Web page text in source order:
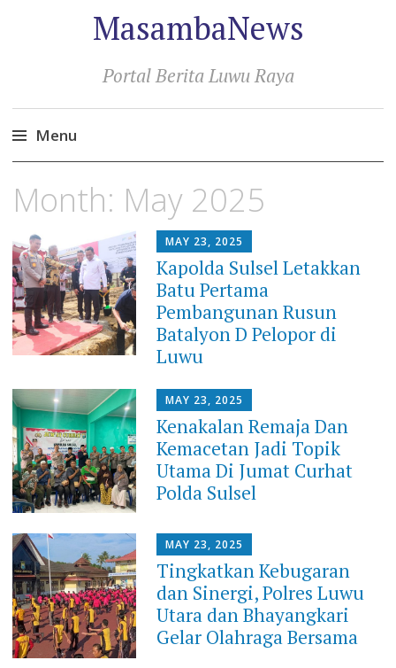
MasambaNews
Portal Berita Luwu Raya
Menu
to
Month: May 2025
MAY 23, 2025
Kapolda Sulsel Letakkan
Batu Pertama
Pembangunan Rusun
Batalyon D Pelopor di
Luwu
MAY 23, 2025
Kenakalan Remaja Dan
Kemacetan Jadi Topik
Utama Di Jumat Curhat
Polda Sulsel
MAY 23, 2025
Tingkatkan Kebugaran
dan Sinergi, Polres Luwu
Utara dan Bhayangkari
Gelar Olahraga Bersama